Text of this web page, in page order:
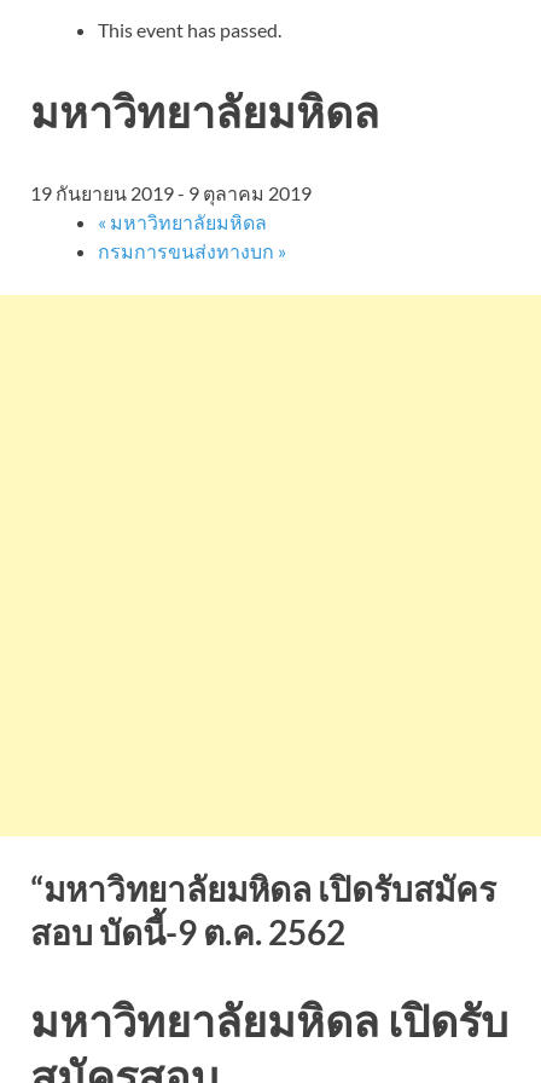
This event has passed.
มหาวิทยาลัยมหิดล
19 กันยายน 2019- 9 ตุลาคม 2019
« มหาวิทยาลัยมหิดล
กรมการขนส่งทางบก »
“มหาวิทยาลัยมหิดล เปิดรับสมัคร
สอบ บัดนี้-9 ต.ค. 2562
มหาวิทยาลัยมหิดล เปิดรับ